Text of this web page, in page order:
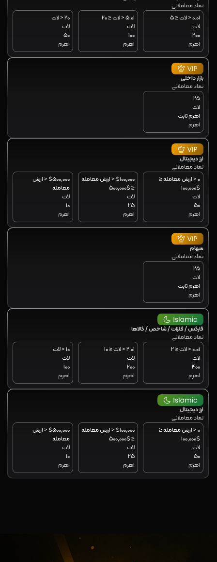
نماد معاملاتی
0.01 < لات ≤ 5
لات
200
اهرم
5.01 < لات ≤ 20
لات
100
اهرم
20 < لات
لات
50
اهرم
بازار داخلی
نماد معاملاتی
25
لات
اهرم ثابت
اهرم
ارز دیجیتال
نماد معاملاتی
0 < ارزش معامله ≤
$100,000
لات
50
اهرم
$100,000 < ارزش معامله
≤ $500,000
لات
25
اهرم
$500,000 < ارزش
معامله
لات
10
اهرم
سهام
نماد معاملاتی
25
لات
اهرم ثابت
اهرم
فارکس / فلزات / شاخص / کالاها
نماد معاملاتی
0.01 < لات ≤ 2
لات
400
اهرم
2.01 < لات ≤ 10
لات
200
اهرم
10 < لات
لات
100
اهرم
ارز دیجیتال
نماد معاملاتی
0 < ارزش معامله ≤
$100,000
لات
50
اهرم
$100,000 < ارزش معامله
≤ $500,000
لات
25
اهرم
$500,000 < ارزش
معامله
لات
10
اهرم